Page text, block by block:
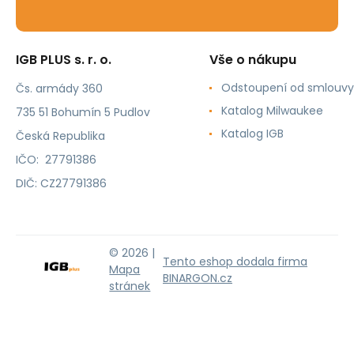
IGB PLUS s. r. o.
Čs. armády 360
735 51 Bohumín 5 Pudlov
Česká Republika
IČO: 27791386
DIČ: CZ27791386
Vše o nákupu
Odstoupení od smlouvy
Katalog Milwaukee
Katalog IGB
© 2026 |
Mapa
stránek
Tento eshop dodala firma
BINARGON.cz